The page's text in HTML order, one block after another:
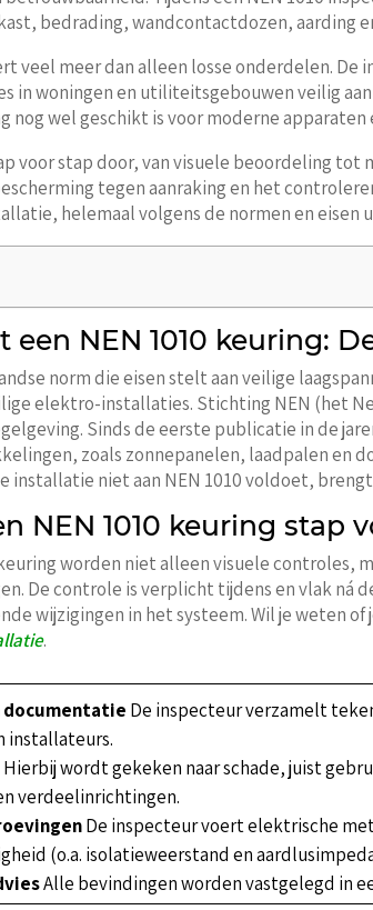
bedrading, wandcontactdozen, aarding
veel meer dan alleen losse onderdelen.
woningen en utiliteitsgebouwen veilig
nog wel geschikt is voor moderne apparaten
voor stap door, van visuele beoordeling
tegen aanraking en het
helemaal volgens de normen en eisen
een NEN 1010 keuring:
norm die eisen stelt aan veilige
elektro-installaties. Stichting NEN (het
Sinds de eerste publicatie in de
zoals zonnepanelen, laadpalen en
installatie niet aan NEN 1010 voldoet,
NEN 1010 keuring stap
worden niet alleen visuele
De controle is verplicht tijdens en vlak ná
wijzigingen in het systeem. Wil je weten
.
documentatie De inspecteur verzamelt
installateurs.
Hierbij wordt gekeken naar schade, juist
verdeelinrichtingen.
De inspecteur voert elektrische
(o.a. isolatieweerstand en
Alle bevindingen worden vastgelegd in